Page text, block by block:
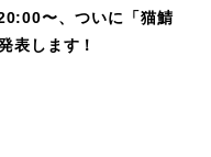
〜、ついに「猫鯖
表します！